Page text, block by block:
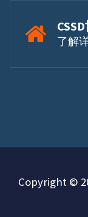
了解
Copyright ©